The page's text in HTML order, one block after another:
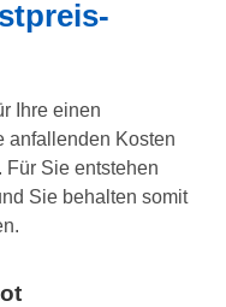
Ihre einen
anfallenden Kosten
Sie entstehen
Sie behalten somit